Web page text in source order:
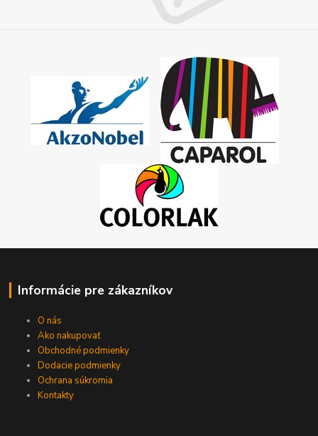
Informácie pre zákazníkov
O nás
Ako nakupovať
Obchodné podmienky
Dodacie podmienky
Ochrana súkromia
Kontakty